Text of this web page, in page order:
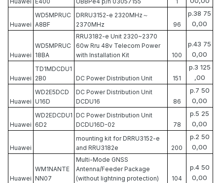
Huawei
WD5MPRUC
A8BF
DRRU3152-e 2320MHz～
2370MHz
96
р.38 75
0,00
Huawei
WD5MPRUC
18BA
RRU3182-e Unit 2320~2370
60w Rru 48v Telecom Power
with Installation Kit
100
р.43 75
0,00
Huawei
TD1MDCDU1
2B0
DC Power Distribution Unit 151
р.3 125
,00
Huawei
WD2E5DCD
U16D
DC Power Distribution Unit
DCDU16
86
р.7 50
0,00
Huawei
WD2EDCDU1
6D2
DC Power Distribution Unit
DCDU16D-02
78
р.5 25
0,00
Huawei
mounting kit for DRRU3152-e
and RRU3182e
200
р.2 50
0,00
Huawei
WM1NANTE
NN07
Multi-Mode GNSS
Antenna/Feeder Package
(without lightning protection)
104
р.4 50
0,00